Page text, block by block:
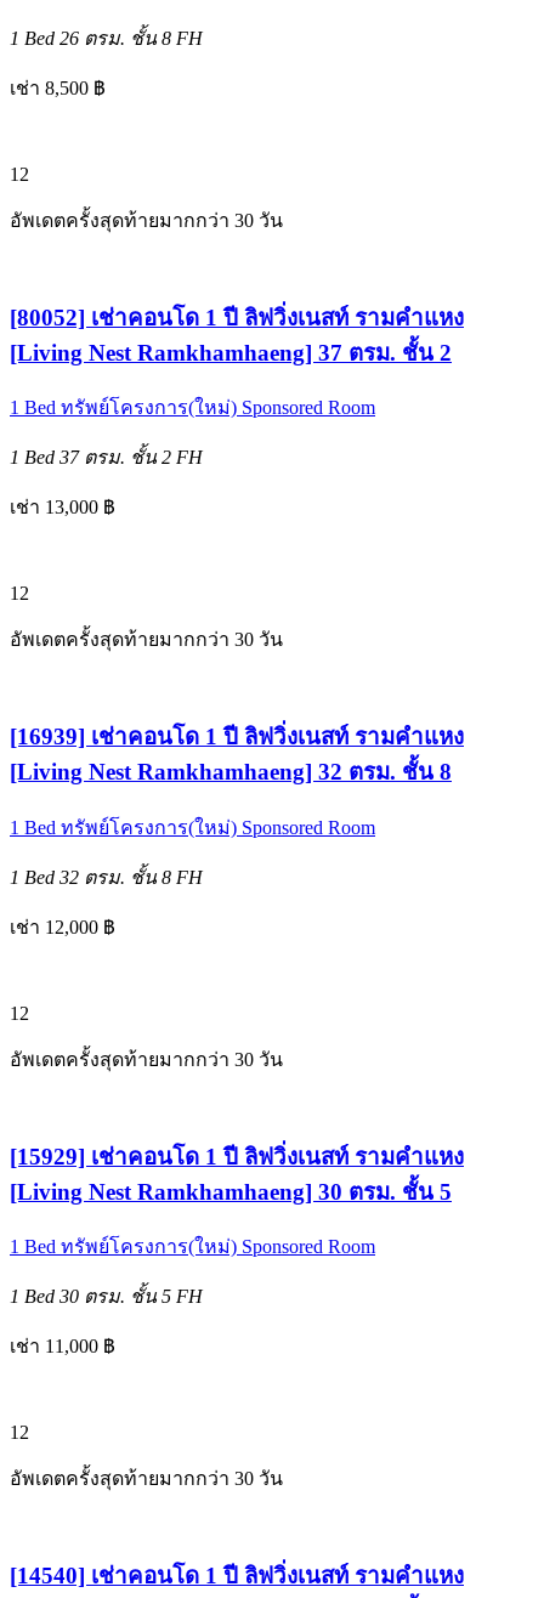
1 Bed 26 ตรม. ชั้น 8 FH
เช่า 8,500 ฿
12
อัพเดตครั้งสุดท้ายมากกว่า 30 วัน
[80052] เช่าคอนโด 1 ปี ลิฟวิ่งเนสท์ รามคำแหง
[Living Nest Ramkhamhaeng] 37 ตรม. ชั้น 2
1 Bed ทรัพย์โครงการ(ใหม่) Sponsored Room
1 Bed 37 ตรม. ชั้น 2 FH
เช่า 13,000 ฿
12
อัพเดตครั้งสุดท้ายมากกว่า 30 วัน
[16939] เช่าคอนโด 1 ปี ลิฟวิ่งเนสท์ รามคำแหง
[Living Nest Ramkhamhaeng] 32 ตรม. ชั้น 8
1 Bed ทรัพย์โครงการ(ใหม่) Sponsored Room
1 Bed 32 ตรม. ชั้น 8 FH
เช่า 12,000 ฿
12
อัพเดตครั้งสุดท้ายมากกว่า 30 วัน
[15929] เช่าคอนโด 1 ปี ลิฟวิ่งเนสท์ รามคำแหง
[Living Nest Ramkhamhaeng] 30 ตรม. ชั้น 5
1 Bed ทรัพย์โครงการ(ใหม่) Sponsored Room
1 Bed 30 ตรม. ชั้น 5 FH
เช่า 11,000 ฿
12
อัพเดตครั้งสุดท้ายมากกว่า 30 วัน
[14540] เช่าคอนโด 1 ปี ลิฟวิ่งเนสท์ รามคำแหง